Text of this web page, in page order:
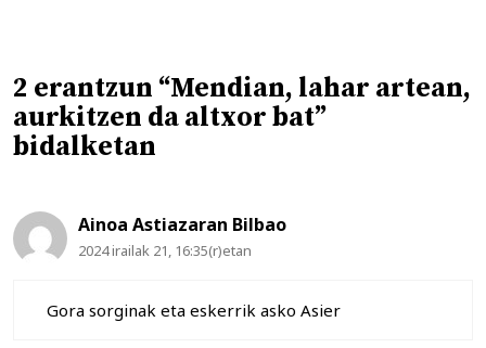
2 erantzun “Mendian, lahar artean,
aurkitzen da altxor bat”
bidalketan
Ainoa Astiazaran Bilbao
2024 irailak 21, 16:35(r)etan
Gora sorginak eta eskerrik asko Asier